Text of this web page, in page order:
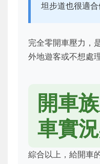
坦步道也很適合
完全零開車壓力，
外地遊客或不想處
開車
車實
綜合以上，給開車